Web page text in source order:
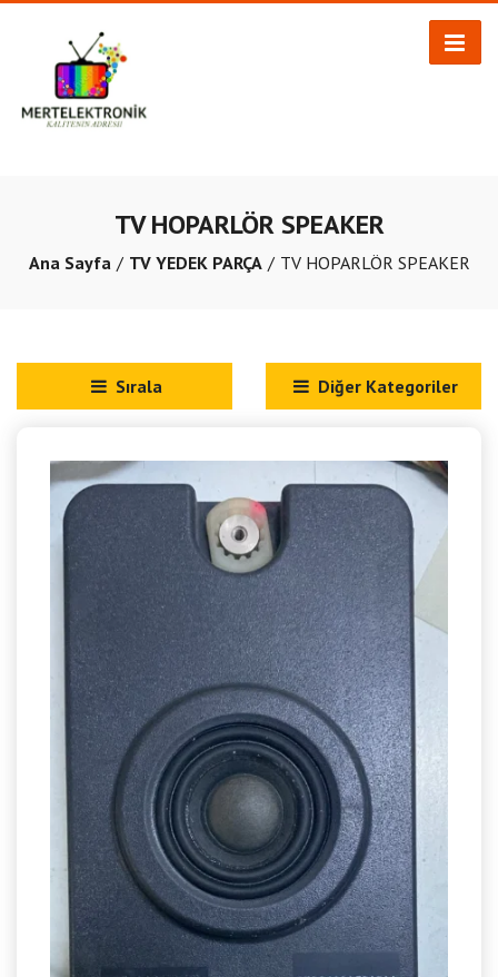
TV HOPARLÖR SPEAKER
Ana Sayfa TV YEDEK PARÇA TV HOPARLÖR SPEAKER
Sırala Diğer Kategoriler